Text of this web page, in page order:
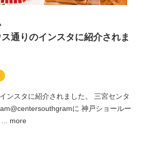
通りのインスタに紹介されま
ンスタに紹介されました。 三宮センタ
に 神戸ショールー
... more